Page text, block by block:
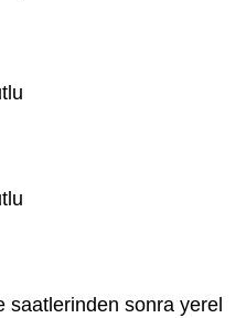
saatlerinden sonra yerel